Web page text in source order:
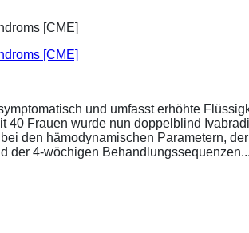
[CME]
und umfasst erhöhte
Frauen wurde nun doppelblind
den hämodynamischen Parametern,
der 4-wöchigen